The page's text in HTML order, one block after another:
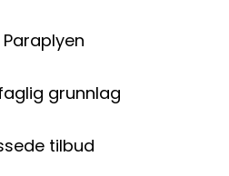
Paraplyen
grunnlag
tilbud